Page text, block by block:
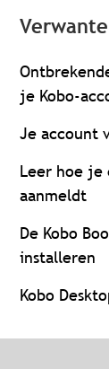
je Kobo-
Je account
Leer hoe je
aanmeldt
De Kobo
installeren
Kobo